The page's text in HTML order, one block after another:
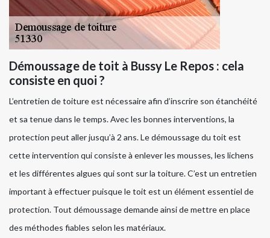
Démoussage de toit à Bussy Le Repos : cela
consiste en quoi ?
L’entretien de toiture est nécessaire afin d’inscrire son étanchéité
et sa tenue dans le temps. Avec les bonnes interventions, la
protection peut aller jusqu’à 2 ans. Le démoussage du toit est
cette intervention qui consiste à enlever les mousses, les lichens
et les différentes algues qui sont sur la toiture. C’est un entretien
important à effectuer puisque le toit est un élément essentiel de
protection. Tout démoussage demande ainsi de mettre en place
des méthodes fiables selon les matériaux.